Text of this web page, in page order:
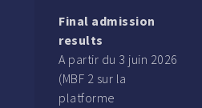
Final admission
results
A partir du 3 juin 2026
(MBF 2 sur la
platforme